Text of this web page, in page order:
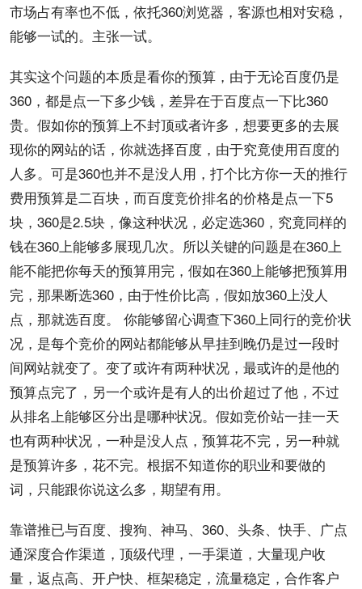
市场占有率也不低，依托360浏览器，客源也相对安稳，
能够一试的。主张一试。
其实这个问题的本质是看你的预算，由于无论百度仍是
360，都是点一下多少钱，差异在于百度点一下比360
贵。假如你的预算上不封顶或者许多，想要更多的去展
现你的网站的话，你就选择百度，由于究竟使用百度的
人多。可是360也并不是没人用，打个比方你一天的推行
费用预算是二百块，而百度竞价排名的价格是点一下5
块，360是2.5块，像这种状况，必定选360，究竟同样的
钱在360上能够多展现几次。所以关键的问题是在360上
能不能把你每天的预算用完，假如在360上能够把预算用
完，那果断选360，由于性价比高，假如放360上没人
点，那就选百度。 你能够留心调查下360上同行的竞价状
况，是每个竞价的网站都能够从早挂到晚仍是过一段时
间网站就变了。变了或许有两种状况，最或许的是他的
预算点完了，另一个或许是有人的出价超过了他，不过
从排名上能够区分出是哪种状况。假如竞价站一挂一天
也有两种状况，一种是没人点，预算花不完，另一种就
是预算许多，花不完。根据不知道你的职业和要做的
词，只能跟你说这么多，期望有用。
靠谱推已与百度、搜狗、 神马、360、 头条、快手、广点
通深度合作渠道 ，顶级代理 ，一手渠道，大量现户收
量，返点高、 开户快、框架稳定， 流量稳定，合作客户